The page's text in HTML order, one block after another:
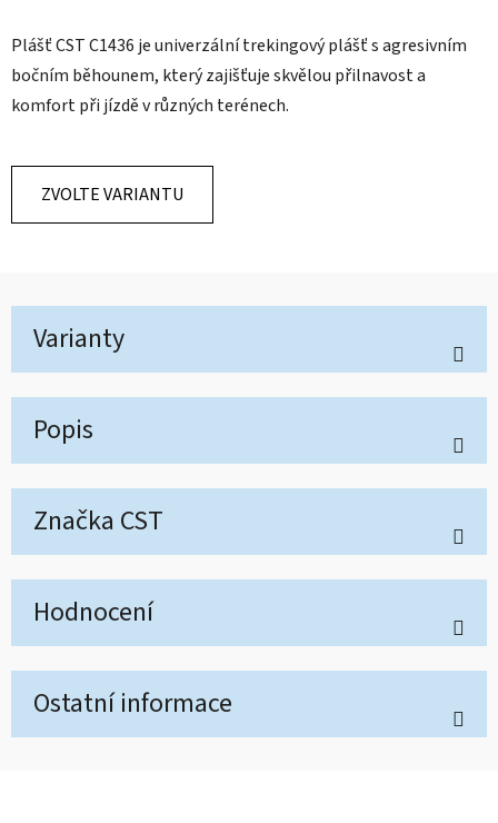
Plášť CST C1436 je univerzální trekingový plášť s agresivním
bočním běhounem, který zajišťuje skvělou přilnavost a
komfort při jízdě v různých terénech.
ZVOLTE VARIANTU
Varianty
Popis
Značka CST
Hodnocení
Ostatní informace